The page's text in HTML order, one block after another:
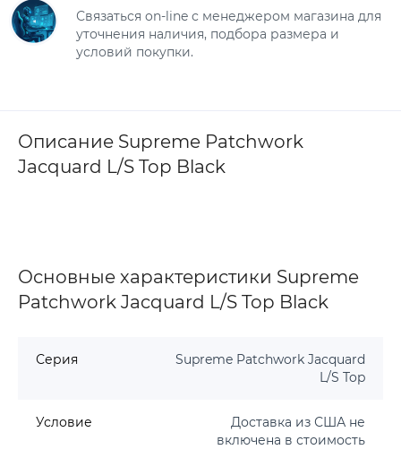
Связаться on-line с менеджером магазина для
уточнения наличия, подбора размера и
условий покупки.
Описание Supreme Patchwork
Jacquard L/S Top Black
Основные характеристики Supreme
Patchwork Jacquard L/S Top Black
Серия
Supreme Patchwork Jacquard
L/S Top
Условие
Доставка из США не
включена в стоимость